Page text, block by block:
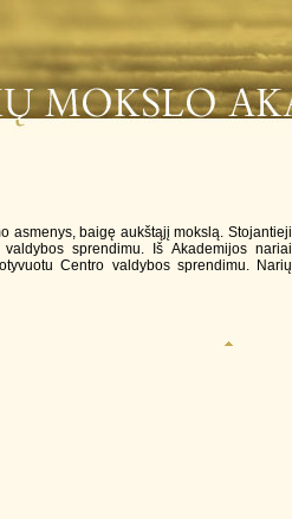
asmenys, baigę aukštąjį mokslą. Stojantieji
sprendimu. Iš Akademijos nariai
Centro valdybos sprendimu. Narių